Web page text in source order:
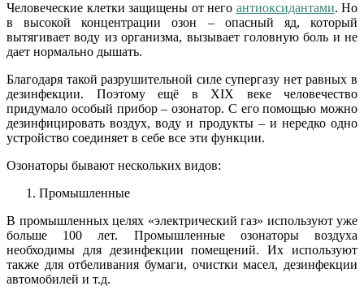
Человеческие клетки защищены от него антиоксидантами. Но
в высокой концентрации озон – опасный яд, который
вытягивает воду из организма, вызывает головную боль и не
дает нормально дышать.
Благодаря такой разрушительной силе супергазу нет равных в
дезинфекции. Поэтому ещё в XIX веке человечество
придумало особый прибор – озонатор. С его помощью можно
дезинфицировать воздух, воду и продукты – и нередко одно
устройство соединяет в себе все эти функции.
Озонаторы бывают нескольких видов:
Промышленные
В промышленных целях «электрический газ» используют уже
больше 100 лет. Промышленные озонаторы воздуха
необходимы для дезинфекции помещений. Их используют
также для отбеливания бумаги, очистки масел, дезинфекции
автомобилей и т.д.